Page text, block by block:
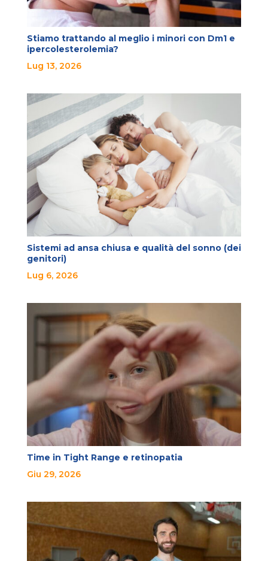
Stiamo trattando al meglio i minori con Dm1 e
ipercolesterolemia?
Lug 13, 2026
Sistemi ad ansa chiusa e qualità del sonno (dei
genitori)
Lug 6, 2026
Time in Tight Range e retinopatia
Giu 29, 2026